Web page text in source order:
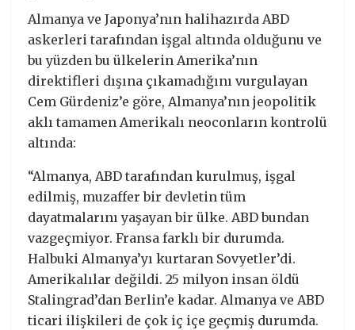
Almanya ve Japonya’nın halihazırda ABD
askerleri tarafından işgal altında olduğunu ve
bu yüzden bu ülkelerin Amerika’nın
direktifleri dışına çıkamadığını vurgulayan
Cem Gürdeniz’e göre, Almanya’nın jeopolitik
aklı tamamen Amerikalı neoconların kontrolü
altında:
“Almanya, ABD tarafından kurulmuş, işgal
edilmiş, muzaffer bir devletin tüm
dayatmalarını yaşayan bir ülke. ABD bundan
vazgeçmiyor. Fransa farklı bir durumda.
Halbuki Almanya’yı kurtaran Sovyetler’di.
Amerikalılar değildi. 25 milyon insan öldü
Stalingrad’dan Berlin’e kadar. Almanya ve ABD
ticari ilişkileri de çok iç içe geçmiş durumda.